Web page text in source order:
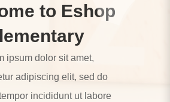
to Eshop
ipsum dolor sit amet,
adipiscing elit, sed do
incididunt ut labore